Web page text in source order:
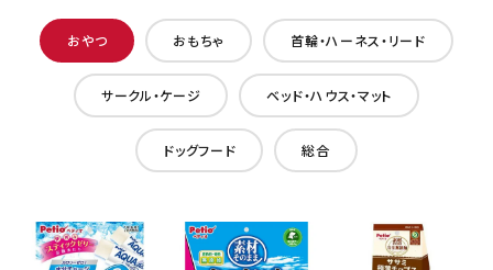
おやつ おもちゃ 首輪・ハーネス・リード
サークル・ケージ ベッド・ハウス・マット
ドッグフード 総合